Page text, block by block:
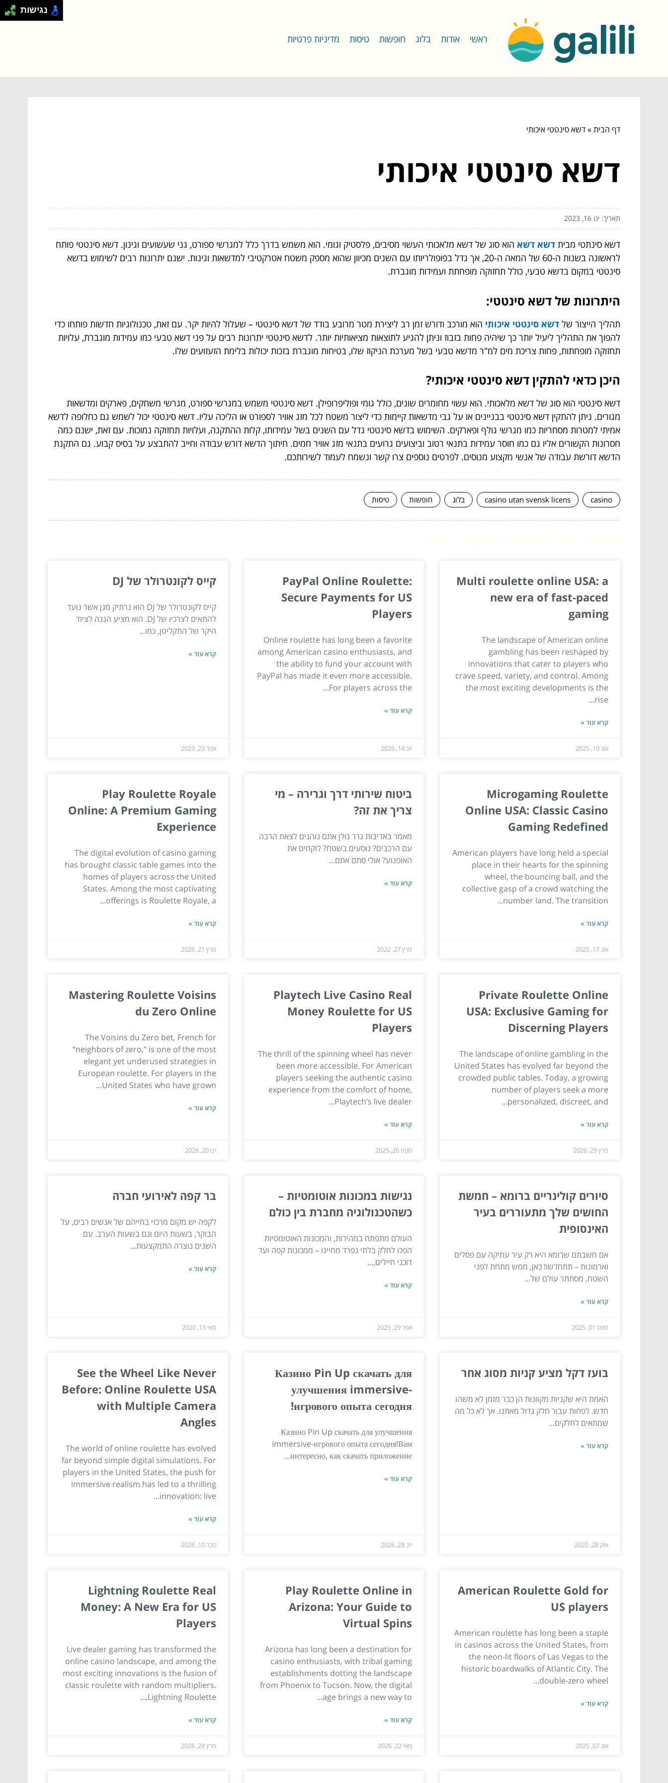
ראשי אודות בלוג חופשות טיסות מדיניות פרטיות
דף הבית»דשא סינטטי איכותי
דשא סינטטי איכותי
תאריך: ינו 16, 2023
דשא סינתטי מבית דשא דשא הוא סוג של דשא מלאכותי העשוי מסיבים, פלסטיק וגומי. הוא משמש בדרך כלל למגרשי ספורט, גני שעשועים וגינון. דשא סינטטי פותח
לראשונה בשנות ה-60 של המאה ה-20, אך גדל בפופולריותו עם השנים מכיוון שהוא מספק משטח אטרקטיבי למדשאות וגינות. ישנם יתרונות רבים לשימוש בדשא
סינטטי במקום בדשא טבעי, כולל תחזוקה מופחתת ועמידות מוגברת.
היתרונות של דשא סינטטי:
תהליך הייצור של דשא סינטטי איכותי הוא מורכב ודורש זמן רב ליצירת מטר מרובע בודד של דשא סינטטי – שעלול להיות יקר. עם זאת, טכנולוגיות חדשות פותחו כדי
להפוך את התהליך ליעיל יותר כך שיהיה פחות בזבוז וניתן להגיע לתוצאות מציאותיות יותר. לדשא סינטטי יתרונות רבים על פני דשא טבעי כמו עמידות מוגברת, עלויות
תחזוקה מופחתות, פחות צריכת מים למ"ר מדשא טבעי בשל מערכת הניקוז שלו, בטיחות מוגברת בזכות יכולות בלימת הזעזועים שלו.
היכן כדאי להתקין דשא סינטטי איכותי?
דשא סינטטי הוא סוג של דשא מלאכותי. הוא עשוי מחומרים שונים, כולל גומי ופוליפרופילן. דשא סינטטי משמש במגרשי ספורט, מגרשי משחקים, פארקים ומדשאות
מגורים. ניתן להתקין דשא סינטטי בבניינים או על גבי מדשאות קיימות כדי ליצור משטח לכל מזג אוויר לספורט או הליכה עליו. דשא סינטטי יכול לשמש גם כחלופה לדשא
אמיתי למטרות מסחריות כמו מגרשי גולף ופארקים. השימוש בדשא סינטטי גדל עם השנים בשל עמידותו, קלות ההתקנה, ועלויות תחזוקה נמוכות. עם זאת, ישנם כמה
חסרונות הקשורים אליו גם כמו חוסר עמידות בתנאי רטוב וביצועים גרועים בתנאי מזג אוויר חמים. חיתוך הדשא דורש עבודה וחייב להתבצע על בסיס קבוע. גם התקנת
הדשא דורשת עבודה של אנשי מקצוע מנוסים. לפרטים נוספים צרו קשר ונשמח לעמוד לשירותכם.
casino
casino utan svensk licens בלוג חופשות טיסות
Multi roulette online USA: a
new era of fast-paced
gaming
The landscape of American online
gambling has been reshaped by
innovations that cater to players who
crave speed, variety, and control. Among
the most exciting developments is the
rise...
קרא עוד »
אוג 19, 2025
PayPal Online Roulette:
Secure Payments for US
Players
Online roulette has long been a favorite
among American casino enthusiasts, and
the ability to fund your account with
PayPal has made it even more accessible.
For players across the...
קרא עוד »
יונ 14, 2026
קייס לקונטרולר של DJ
קייס לקונטרולר של DJ הוא נרתיק מגן אשר נועד
להתאים לצרכיו של DJ. הוא מציע הגנה לציוד
היקר של התקליטן, כמו...
קרא עוד »
אפר 23, 2023
Microgaming Roulette
Online USA: Classic Casino
Gaming Redefined
American players have long held a special
place in their hearts for the spinning
wheel, the bouncing ball, and the
collective gasp of a crowd watching the
number land. The transition...
קרא עוד »
אוג 17, 2025
ביטוח שירותי דרך וגרירה – מי
צריך את זה?
מאמר באדיבות גרר גולן אתם נוהגים לצאת הרבה
עם הרכבים? נוסעים בשטח? לוקחים את
האופנוע? אולי סתם אתם...
קרא עוד »
מרץ 27, 2022
Play Roulette Royale
Online: A Premium Gaming
Experience
The digital evolution of casino gaming
has brought classic table games into the
homes of players across the United
States. Among the most captivating
offerings is Roulette Royale, a...
קרא עוד »
מרץ 21, 2026
Private Roulette Online
USA: Exclusive Gaming for
Discerning Players
The landscape of online gambling in the
United States has evolved far beyond the
crowded public tables. Today, a growing
number of players seek a more
personalized, discreet, and...
קרא עוד »
מרץ 29, 2026
Playtech Live Casino Real
Money Roulette for US
Players
The thrill of the spinning wheel has never
been more accessible. For American
players seeking the authentic casino
experience from the comfort of home,
Playtech’s live dealer...
קרא עוד »
ספט 26, 2025
Mastering Roulette Voisins
du Zero Online
The Voisins du Zero bet, French for
“neighbors of zero,” is one of the most
elegant yet underused strategies in
European roulette. For players in the
United States who have grown...
קרא עוד »
ינו 20, 2026
סיורים קולינריים ברומא – חמשת
החושים שלך מתעוררים בעיר
האינסופית
אם חשבתם שרומא היא רק עיר עתיקה עם פסלים
וארמונות – תתחדשו! כאן, ממש מתחת לפני
השטח, מסתתר עולם של...
קרא עוד »
ספט 01, 2025
נגישות במכונות אוטומטיות –
כשהטכנולוגיה מחברת בין כולם
העולם מתפתח במהירות, והמכונות האוטומטיות
הפכו לחלק בלתי נפרד מחיינו – ממכונות קפה ועד
דוכני חיילים,...
קרא עוד »
אפר 29, 2025
בר קפה לאירועי חברה
לקפה יש מקום מרכזי בחייהם של אנשים רבים, על
הבוקר, בשעות היום וגם בשעות הערב. עם
השנים נוצרה התמקצעות...
קרא עוד »
מאי 13, 2020
בועז דקל מציע קניות מסוג אחר
האמת היא שקניות מקוונות הן כבר מזמן לא משהו
חדש. לפחות עבור חלק גדול מאתנו. אך לא כל מה
שמתאים לחלקים...
קרא עוד »
אוק 28, 2020
Казино Pin Up скачать для
улучшения immersive-
игрового опыта сегодня!
Казино Pin Up скачать для улучшения
immersive-игрового опыта сегодня!Вам
интересно, как скачать приложение...
קרא עוד »
יונ 28, 2026
See the Wheel Like Never
Before: Online Roulette USA
with Multiple Camera
Angles
The world of online roulette has evolved
far beyond simple digital simulations. For
players in the United States, the push for
immersive realism has led to a thrilling
innovation: live...
קרא עוד »
פבר 10, 2026
American Roulette Gold for
US players
American roulette has long been a staple
in casinos across the United States, from
the neon-lit floors of Las Vegas to the
historic boardwalks of Atlantic City. The
double-zero wheel...
קרא עוד »
אוג 07, 2025
Play Roulette Online in
Arizona: Your Guide to
Virtual Spins
Arizona has long been a destination for
casino enthusiasts, with tribal gaming
establishments dotting the landscape
from Phoenix to Tucson. Now, the digital
age brings a new way to...
קרא עוד »
מאי 22, 2026
Lightning Roulette Real
Money: A New Era for US
Players
Live dealer gaming has transformed the
online casino landscape, and among the
most exciting innovations is the fusion of
classic roulette with random multipliers.
Lightning Roulette,...
קרא עוד »
מרץ 28, 2026
נגישות